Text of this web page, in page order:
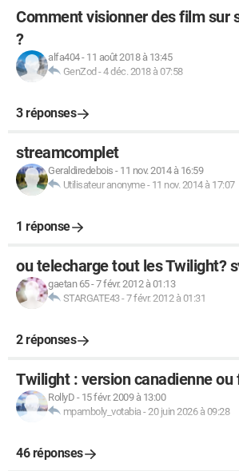
Comment visionner des film sur
?
alfa404- 11 août 2018 à 13:45
GenZod -4 déc. 2018 à 07:58
3 réponses
streamcomplet
Geraldiredebois - 11 nov. 2014 à 16:59
Utilisateur anonyme- 11 nov. 2014 à 17:07
1 réponse
ou telecharge tout les Twilight?
gaetan 65-7 févr. 2012 à 01:13
STARGATE43-7 févr. 2012 à 01:31
2 réponses
Twilight : version canadienne ou
RollyD - 15 févr. 2009 à 13:00
mpamboly_votabia -20 juin 2026 à 09:28
46 réponses